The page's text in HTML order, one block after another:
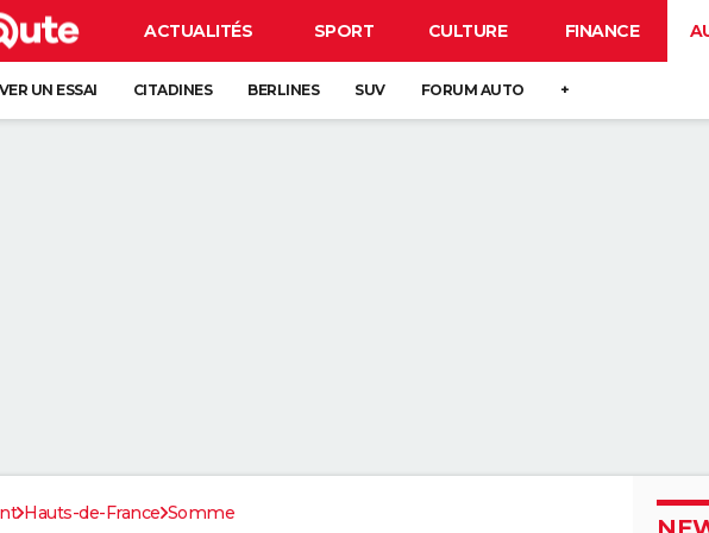
ACTUALITÉS SPORT CULTURE FINANCE
UN ESSAI CITADINES BERLINES SUV FORUM AUTO +
Hauts-de-France Somme